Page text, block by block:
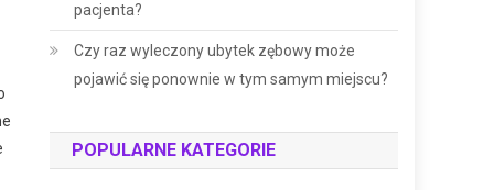
pacjenta?
Czy raz wyleczony ubytek zębowy może
pojawić się ponownie w tym samym miejscu?
POPULARNE KATEGORIE